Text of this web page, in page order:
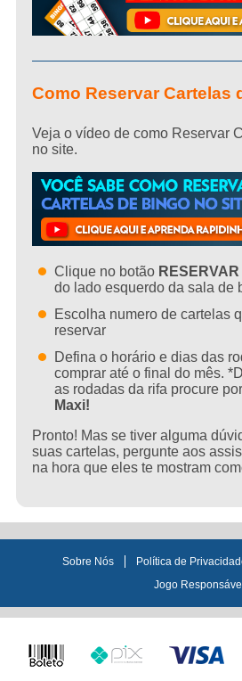
Como Reservar Cartelas
Veja o vídeo de como Reservar
no site.
Clique no botão RESERVAR
do lado esquerdo da sala de
Escolha numero de cartelas
reservar
Defina o horário e dias das
comprar até o final do mês.
as rodadas da rifa procure por
Maxi!
Pronto! Mas se tiver alguma
suas cartelas, pergunte aos
na hora que eles te mostram
Links úteisSobre Nós Política de
Jogo Responsável
Métodos de pagamento
Boleto Pix Visa